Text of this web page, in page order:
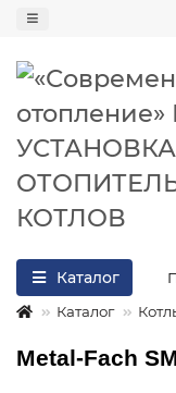
Каталог
Каталог
Metal-Fach